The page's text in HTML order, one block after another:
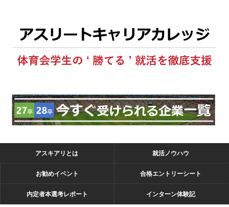
アスキアリとは 就活ノウハウ
お勧めイベント 合格エントリーシート
内定者本選考レポート インターン体験記